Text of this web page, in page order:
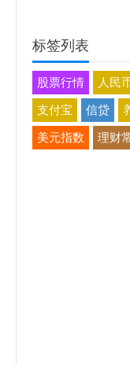
标签列表
股票行情 人民
支付宝 信贷
美元指数 理财